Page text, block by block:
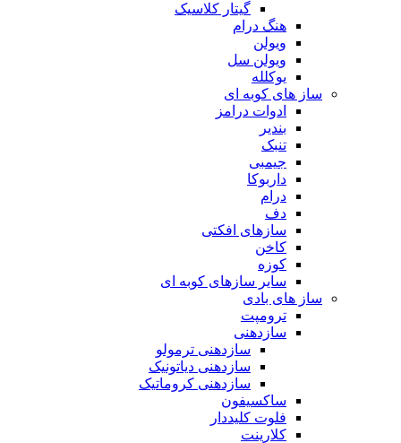
گیتار کلاسیک
هنگ درام
ویولن
ویولن سل
یوکلله
ساز های کوبه ای
ادوات درامز
بندیر
تنبک
جیمبی
داربوکا
درام
دف
سازهای افکتی
کاخن
کوزه
سایر سازهای کوبه ای
ساز های بادی
ترومپت
سازدهنی
سازدهنی ترمولو
سازدهنی دیاتونیک
سازدهنی کروماتیک
ساکسیفون
فلوت کلیددار
کلارینت